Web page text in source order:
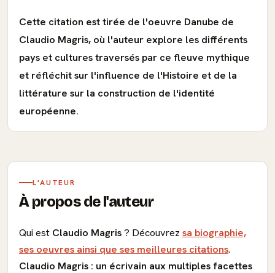
Cette citation est tirée de l'oeuvre Danube de
Claudio Magris, où l'auteur explore les différents
pays et cultures traversés par ce fleuve mythique
et réfléchit sur l'influence de l'Histoire et de la
littérature sur la construction de l'identité
européenne.
L'AUTEUR
À propos de l'auteur
Qui est Claudio Magris? Découvrez sa biographie,
ses oeuvres ainsi que ses meilleures citations.
Claudio Magris : un écrivain aux multiples facettes